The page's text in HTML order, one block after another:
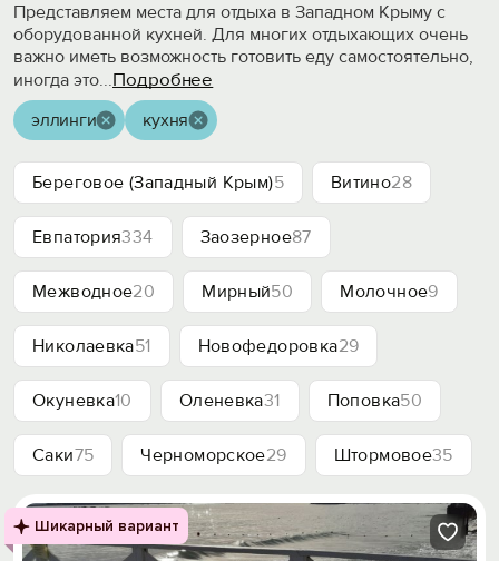
Представляем места для отдыха в Западном Крыму с
оборудованной кухней. Для многих отдыхающих очень
важно иметь возможность готовить еду самостоятельно,
иногда это...Подробнее
эллинги кухня
Береговое (Западный Крым)5 Витино28
Евпатория334 Заозерное87
Межводное20 Мирный50 Молочное9
Николаевка51 Новофедоровка29
Окуневка10 Оленевка31 Поповка50
Саки75 Черноморское29 Штормовое35
Шикарный вариант